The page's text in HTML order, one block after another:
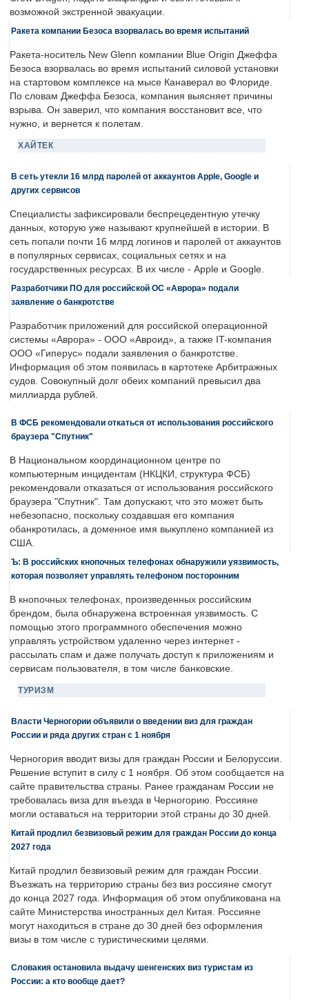
возможной экстренной эвакуации.
Ракета компании Безоса взорвалась во время испытаний
Ракета-носитель New Glenn компании Blue Origin Джеффа
Безоса взорвалась во время испытаний силовой установки
на стартовом комплексе на мысе Канаверал во Флориде.
По словам Джеффа Безоса, компания выясняет причины
взрыва. Он заверил, что компания восстановит все, что
нужно, и вернется к полетам.
ХАЙТЕК
В сеть утекли 16 млрд паролей от аккаунтов Apple, Google и
других сервисов
Специалисты зафиксировали беспрецедентную утечку
данных, которую уже называют крупнейшей в истории. В
сеть попали почти 16 млрд логинов и паролей от аккаунтов
в популярных сервисах, социальных сетях и на
государственных ресурсах. В их числе - Apple и Google.
Разработчики ПО для российской ОС «Аврора» подали
заявление о банкротстве
Разработчик приложений для российской операционной
системы «Аврора» - ООО «Авроид», а также IT-компания
ООО «Гиперус» подали заявления о банкротстве.
Информация об этом появилась в картотеке Арбитражных
судов. Совокупный долг обеих компаний превысил два
миллиарда рублей.
В ФСБ рекомендовали откаться от использования российского
браузера "Спутник"
В Национальном координационном центре по
компьютерным инцидентам (НКЦКИ, структура ФСБ)
рекомендовали отказаться от использования российского
браузера "Спутник". Там допускают, что это может быть
небезопасно, поскольку создавшая его компания
обанкротилась, а доменное имя выкуплено компанией из
США.
Ъ: В российских кнопочных телефонах обнаружили уязвимость,
которая позволяет управлять телефоном посторонним
В кнопочных телефонах, произведенных российским
брендом, была обнаружена встроенная уязвимость. С
помощью этого программного обеспечения можно
управлять устройством удаленно через интернет -
рассылать спам и даже получать доступ к приложениям и
сервисам пользователя, в том числе банковские.
ТУРИЗМ
Власти Черногории объявили о введении виз для граждан
России и ряда других стран с 1 ноября
Черногория вводит визы для граждан России и Белоруссии.
Решение вступит в силу с 1 ноября. Об этом сообщается на
сайте правительства страны. Ранее гражданам России не
требовалась виза для въезда в Черногорию. Россияне
могли оставаться на территории этой страны до 30 дней.
Китай продлил безвизовый режим для граждан России до конца
2027 года
Китай продлил безвизовый режим для граждан России.
Въезжать на территорию страны без виз россияне смогут
до конца 2027 года. Информация об этом опубликована на
сайте Министерства иностранных дел Китая. Россияне
могут находиться в стране до 30 дней без оформления
визы в том числе с туристическими целями.
Словакия остановила выдачу шенгенских виз туристам из
России: а кто вообще дает?